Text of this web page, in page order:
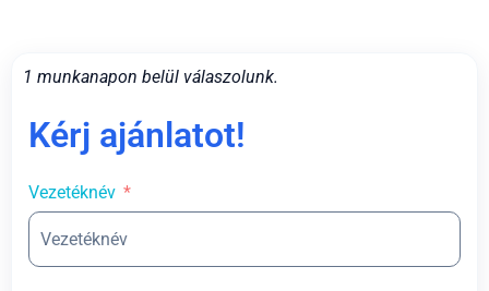
1 munkanapon belül válaszolunk.
Kérj ajánlatot!
Vezetéknév